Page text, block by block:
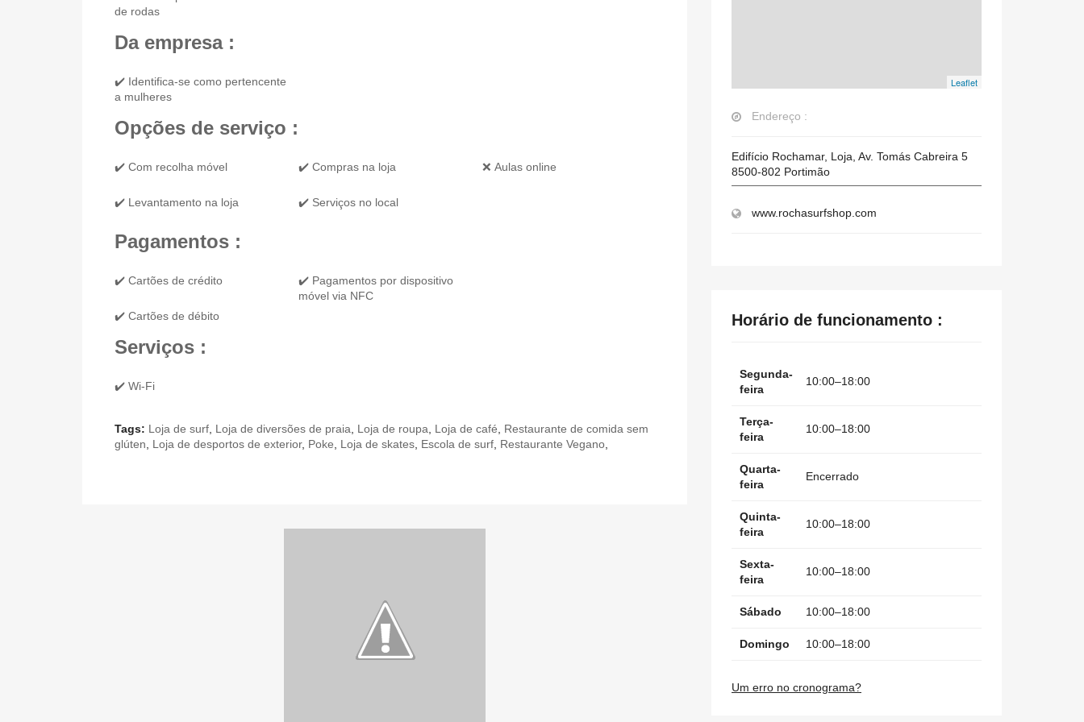
de rodas
Da empresa :
✔️ Identifica-se como pertencente
a mulheres
Opções de serviço :
✔️ Com recolha móvel
✔️ Levantamento na loja
✔️ Compras na loja
✔️ Serviços no local
❌ Aulas online
Pagamentos :
✔️ Cartões de crédito
✔️ Cartões de débito
✔️ Pagamentos por dispositivo
móvel via NFC
Serviços :
✔️ Wi-Fi
Tags: Loja de surf, Loja de diversões de praia, Loja de roupa, Loja de café, Restaurante de comida sem
glúten, Loja de desportos de exterior, Poke, Loja de skates, Escola de surf, Restaurante Vegano,
Leaflet
Endereço :
Edifício Rochamar, Loja, Av. Tomás Cabreira 5
8500-802 Portimão
www.rochasurfshop.com
Horário de funcionamento :
Segunda-
feira
10:00–18:00
Terça-
feira
10:00–18:00
Quarta-
feira
Encerrado
Quinta-
feira
10:00–18:00
Sexta-
feira
10:00–18:00
Sábado 10:00–18:00
Domingo 10:00–18:00
Um erro no cronograma?